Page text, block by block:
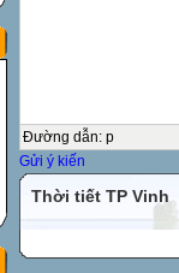
Đường dẫn: p
Gửi ý kiến
Thời tiết TP Vinh